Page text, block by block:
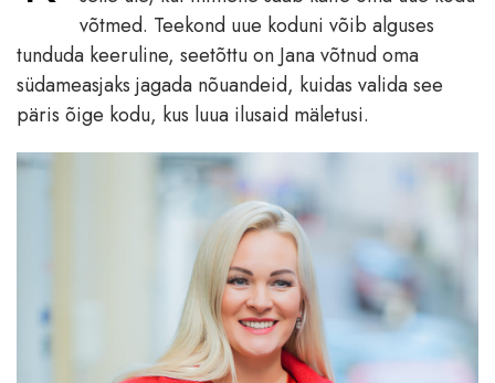
võtmed. Teekond uue koduni võib alguses
tunduda keeruline, seetõttu on Jana võtnud oma
südameasjaks jagada nõuandeid, kuidas valida see
päris õige kodu, kus luua ilusaid mäletusi.